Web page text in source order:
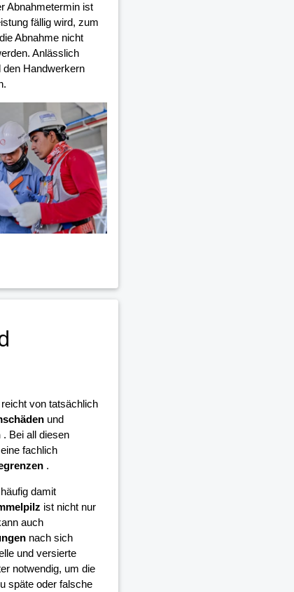
Abnahmetermin ist
fällig wird, zum
Abnahme nicht
Anlässlich
den Handwerkern
von tatsächlich
und
. Bei all diesen
fachlich
.
damit
ist nicht nur
auch
nach sich
und versierte
notwendig, um die
späte oder falsche